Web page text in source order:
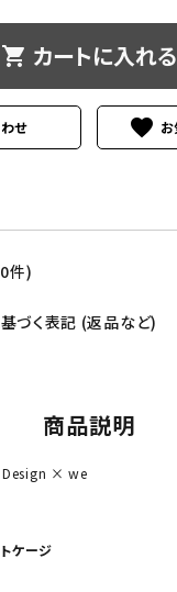
shopping_cart カートに入れる
せ favorite
件)
づく表記 (返品など)
商品説明
× we
ケージ